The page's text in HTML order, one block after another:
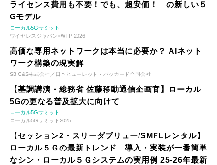
ライセンス費用も不要！でも、超安価！ の新しい５
Gモデル
ローカル5Gサミット
ワイヤレスジャパン×WTP 2026
高価な専用ネットワークは本当に必要か？ AIネット
ワーク構築の現実解
SB C&S株式会社／日本ヒューレット・パッカード合同会社
【基調講演・総務省 佐藤移動通信企画官】ローカル
5Gの更なる普及拡大に向けて
ローカル5Gサミット
ローカル5Gサミット2025
【セッション2・スリーダブリュー/SMFLレンタル】
ローカル５Ｇの最新トレンド 導入・実装が一番簡単
なシン・ローカル５Ｇシステムの実用例 25-26年最新